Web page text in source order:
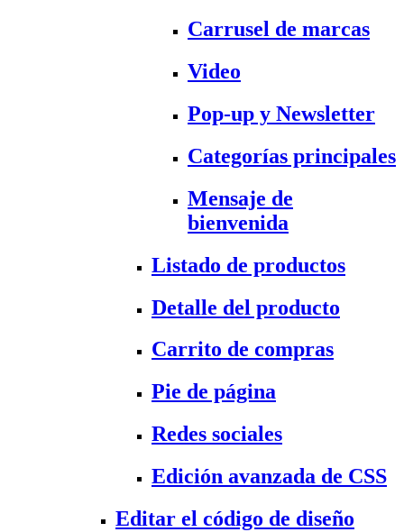
Carrusel de marcas
Video
Pop-up y Newsletter
Categorías principales
Mensaje de
bienvenida
Listado de productos
Detalle del producto
Carrito de compras
Pie de página
Redes sociales
Edición avanzada de CSS
Editar el código de diseño